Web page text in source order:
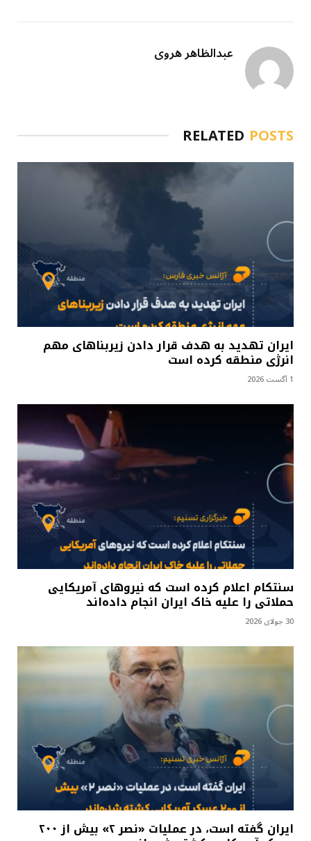
عبدالظاهر هروی
RELATED POSTS
ایران تهدید به هدف قرار دادن زیربناهای مهم
انرژی منطقه کرده است
1 آگست 2026
سنتکام اعلام کرده است که نیروهای آمریکایی
حملاتی را علیه خاک ایران انجام داده‌اند
30 جولای 2026
ایران گفته است، در عملیات «نصر ۲» بیش از ۲۰۰